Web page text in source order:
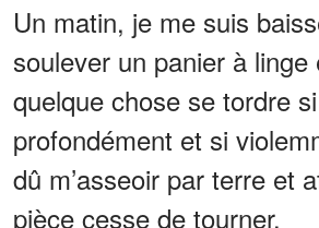
Un matin, je me suis
soulever un panier à linge
quelque chose se tordre si
profondément et si
dû m’asseoir par terre et
pièce cesse de tourner.